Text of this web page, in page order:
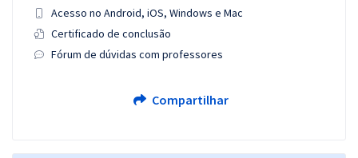
Acesso no Android, iOS, Windows e Mac
Certificado de conclusão
Fórum de dúvidas com professores
Compartilhar